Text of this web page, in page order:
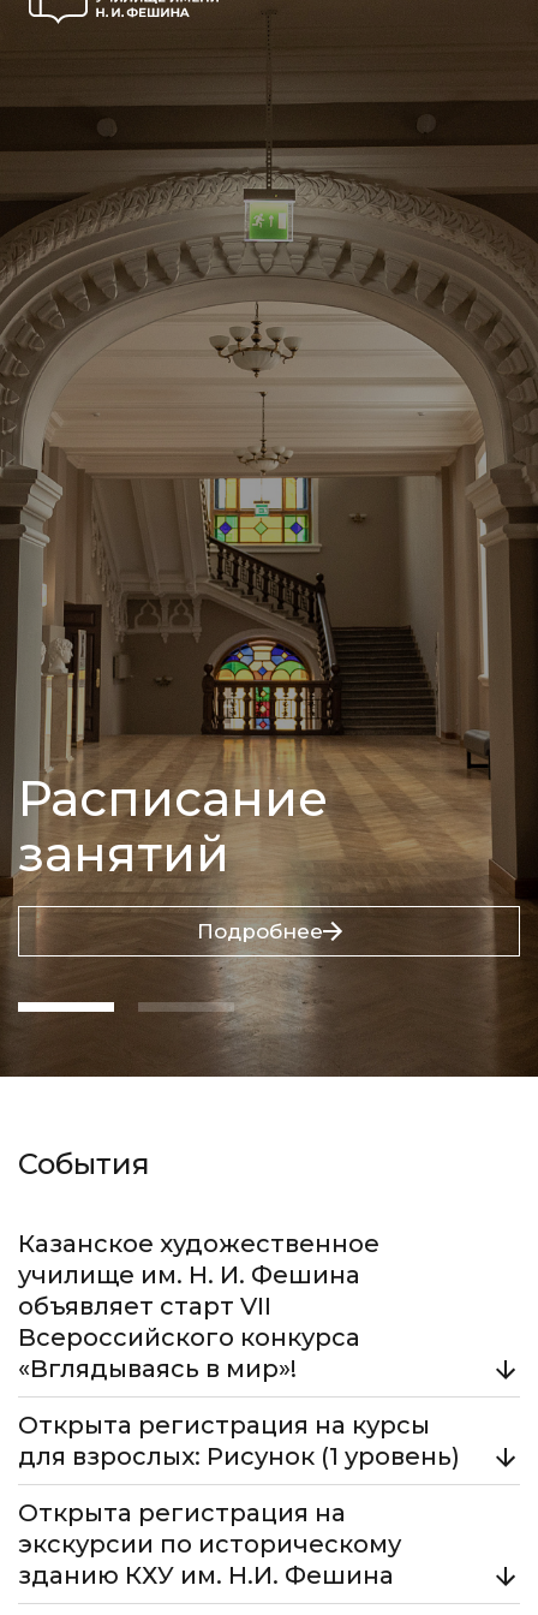
Расписание
занятий
Подробнее
События
Казанское художественное
училище им. Н. И. Фешина
объявляет старт VII
Всероссийского конкурса
«Вглядываясь в мир»!
В 2026 году конкурс приурочен к 120-летнему
юбилею Агнии Барто.
Подробнее
Открыта регистрация на курсы
для взрослых: Рисунок (1 уровень)
Старт занятий - 18 марта. Программа первого
уровня рассчитана на тех, кто хочет освоить
основы академического рисунка и графические
техники с нуля.
Открыта регистрация на
экскурсии по историческому
зданию КХУ им. Н.И. Фешина